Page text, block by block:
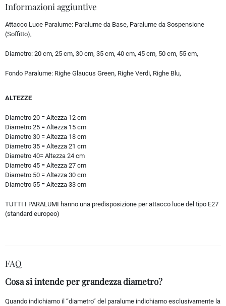
Informazioni aggiuntive
Attacco Luce Paralume: Paralume da Base, Paralume da Sospensione
(Soffitto),
Diametro: 20 cm, 25 cm, 30 cm, 35 cm, 40 cm, 45 cm, 50 cm, 55 cm,
Fondo Paralume: Righe Glaucus Green, Righe Verdi, Righe Blu,
ALTEZZE
Diametro 20 = Altezza 12 cm
Diametro 25 = Altezza 15 cm
Diametro 30 = Altezza 18 cm
Diametro 35 = Altezza 21 cm
Diametro 40= Altezza 24 cm
Diametro 45 = Altezza 27 cm
Diametro 50 = Altezza 30 cm
Diametro 55 = Altezza 33 cm
TUTTI I PARALUMI hanno una predisposizione per attacco luce del tipo E27
(standard europeo)
FAQ
Cosa si intende per grandezza diametro?
Quando indichiamo il “diametro” del paralume indichiamo esclusivamente la